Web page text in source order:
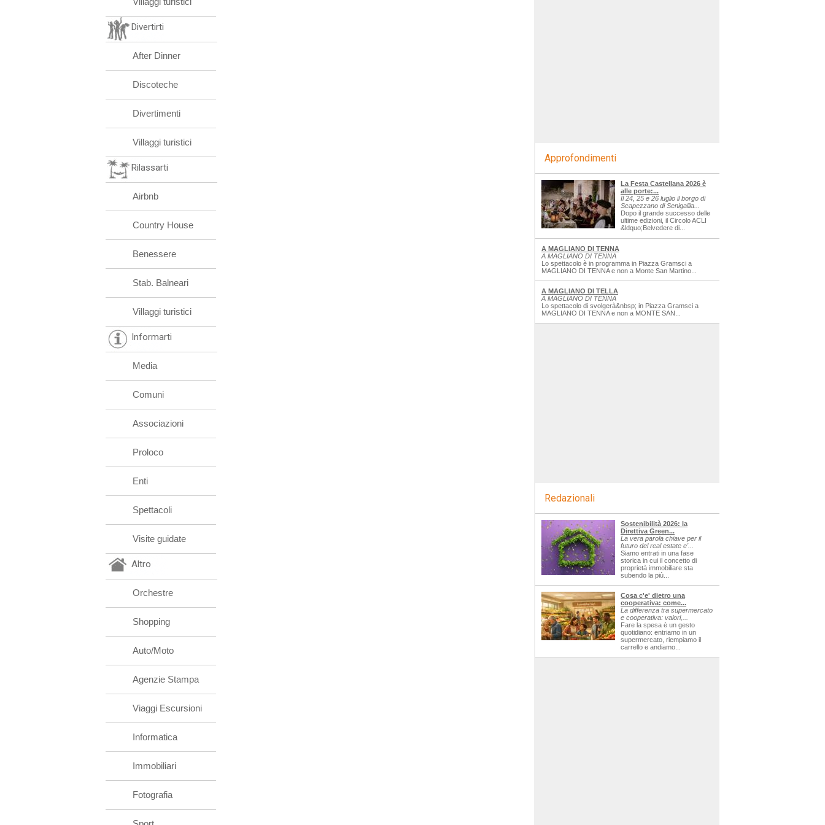
Divertirti
After Dinner
Discoteche
Divertimenti
Villaggi turistici
Rilassarti
Airbnb
Country House
Benessere
Stab. Balneari
Villaggi turistici
Informarti
Media
Comuni
Associazioni
Proloco
Enti
Spettacoli
Visite guidate
Altro
Orchestre
Shopping
Auto/Moto
Agenzie Stampa
Viaggi Escursioni
Informatica
Immobiliari
Fotografia
Approfondimenti
La Festa Castellana 2026 è
alle porte:...
Il 24, 25 e 26 luglio il borgo di
Scapezzano di Senigallia...
Dopo il grande successo delle
ultime edizioni, il Circolo ACLI
&ldquo;Belvedere di...
A MAGLIANO DI TENNA
A MAGLIANO DI TENNA
Lo spettacolo è in programma in Piazza Gramsci a
MAGLIANO DI TENNA e non a Monte San Martino...
A MAGLIANO DI TELLA
A MAGLIANO DI TENNA
Lo spettacolo di svolgerà&nbsp; in Piazza Gramsci a
MAGLIANO DI TENNA e non a MONTE SAN...
Redazionali
Sostenibilità 2026: la
Direttiva Green...
La vera parola chiave per il
futuro del real estate e'...
Siamo entrati in una fase
storica in cui il concetto di
proprietà immobiliare sta
subendo la più...
Cosa c'e' dietro una
cooperativa: come...
La differenza tra supermercato
e cooperativa: valori,...
Fare la spesa è un gesto
quotidiano: entriamo in un
supermercato, riempiamo il
carrello e andiamo...